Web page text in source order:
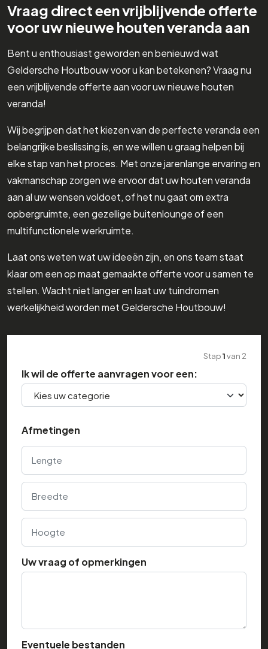
Vraag direct een vrijblijvende offerte
voor uw nieuwe houten veranda aan
Bent u enthousiast geworden en benieuwd wat
Geldersche Houtbouw voor u kan betekenen? Vraag nu
een vrijblijvende offerte aan voor uw nieuwe houten
veranda!
Wij begrijpen dat het kiezen van de perfecte veranda een
belangrijke beslissing is, en we willen u graag helpen bij
elke stap van het proces. Met onze jarenlange ervaring en
vakmanschap zorgen we ervoor dat uw houten veranda
aan al uw wensen voldoet, of het nu gaat om extra
opbergruimte, een gezellige buitenlounge of een
multifunctionele werkruimte.
Laat ons weten wat uw ideeën zijn, en ons team staat
klaar om een op maat gemaakte offerte voor u samen te
stellen. Wacht niet langer en laat uw tuindromen
werkelijkheid worden met Geldersche Houtbouw!
Stap1van 2
Ik wil de offerte aanvragen voor een:
Afmetingen
Lengte
Breedte
Hoogte
Uw vraag of opmerkingen
Eventuele bestanden